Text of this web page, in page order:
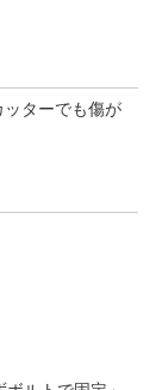
ターでも傷が